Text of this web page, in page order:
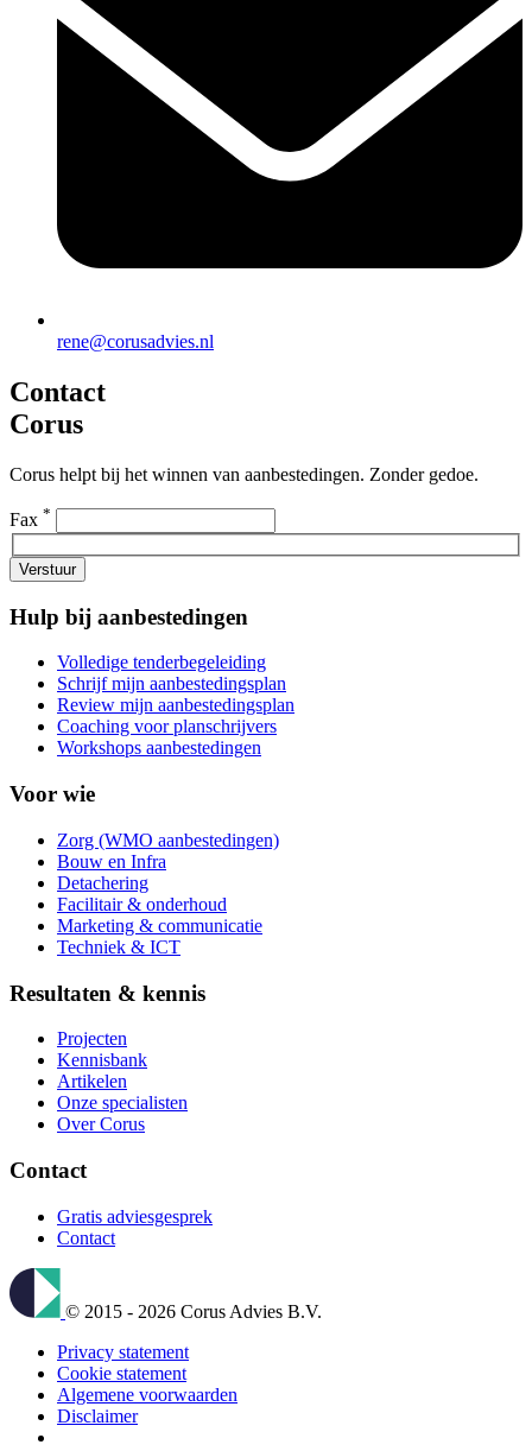
rene@corusadvies.nl
Contact
Corus
Corus helpt bij het winnen van aanbestedingen. Zonder gedoe.
Fax *
Verstuur
Hulp bij aanbestedingen
Volledige tenderbegeleiding
Schrijf mijn aanbestedingsplan
Review mijn aanbestedingsplan
Coaching voor planschrijvers
Workshops aanbestedingen
Voor wie
Zorg (WMO aanbestedingen)
Bouw en Infra
Detachering
Facilitair & onderhoud
Marketing & communicatie
Techniek & ICT
Resultaten & kennis
Projecten
Kennisbank
Artikelen
Onze specialisten
Over Corus
Contact
Gratis adviesgesprek
Contact
© 2015 - 2026 Corus Advies B.V.
Privacy statement
Cookie statement
Algemene voorwaarden
Disclaimer